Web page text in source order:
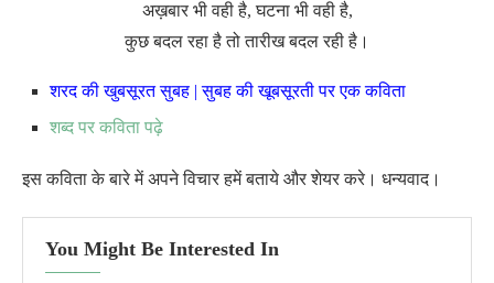
अख़बार भी वही है, घटना भी वही है,
कुछ बदल रहा है तो तारीख बदल रही है।
शरद की खुबसूरत सुबह | सुबह की खूबसूरती पर एक कविता
शब्द पर कविता पढ़े
इस कविता के बारे में अपने विचार हमें बताये और शेयर करे। धन्यवाद।
You Might Be Interested In